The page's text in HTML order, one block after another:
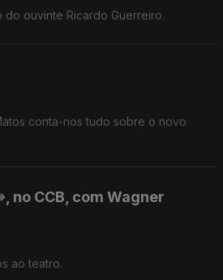
do ouvinte Ricardo Guerreiro.
conta-nos tudo sobre o novo
no CCB, com Wagner
ao teatro.